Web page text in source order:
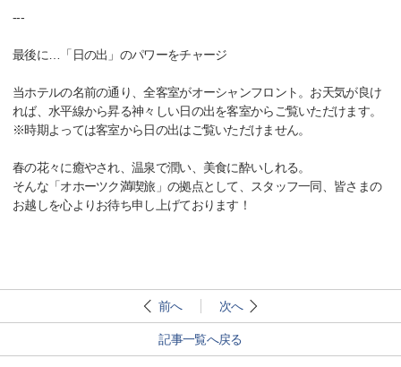
---
最後に…「日の出」のパワーをチャージ
当ホテルの名前の通り、全客室がオーシャンフロント。お天気が良け
れば、水平線から昇る神々しい日の出を客室からご覧いただけます。
※時期よっては客室から日の出はご覧いただけません。
春の花々に癒やされ、温泉で潤い、美食に酔いしれる。
そんな「オホーツク満喫旅」の拠点として、スタッフ一同、皆さまの
お越しを心よりお待ち申し上げております！
前へ 次へ
記事一覧へ戻る